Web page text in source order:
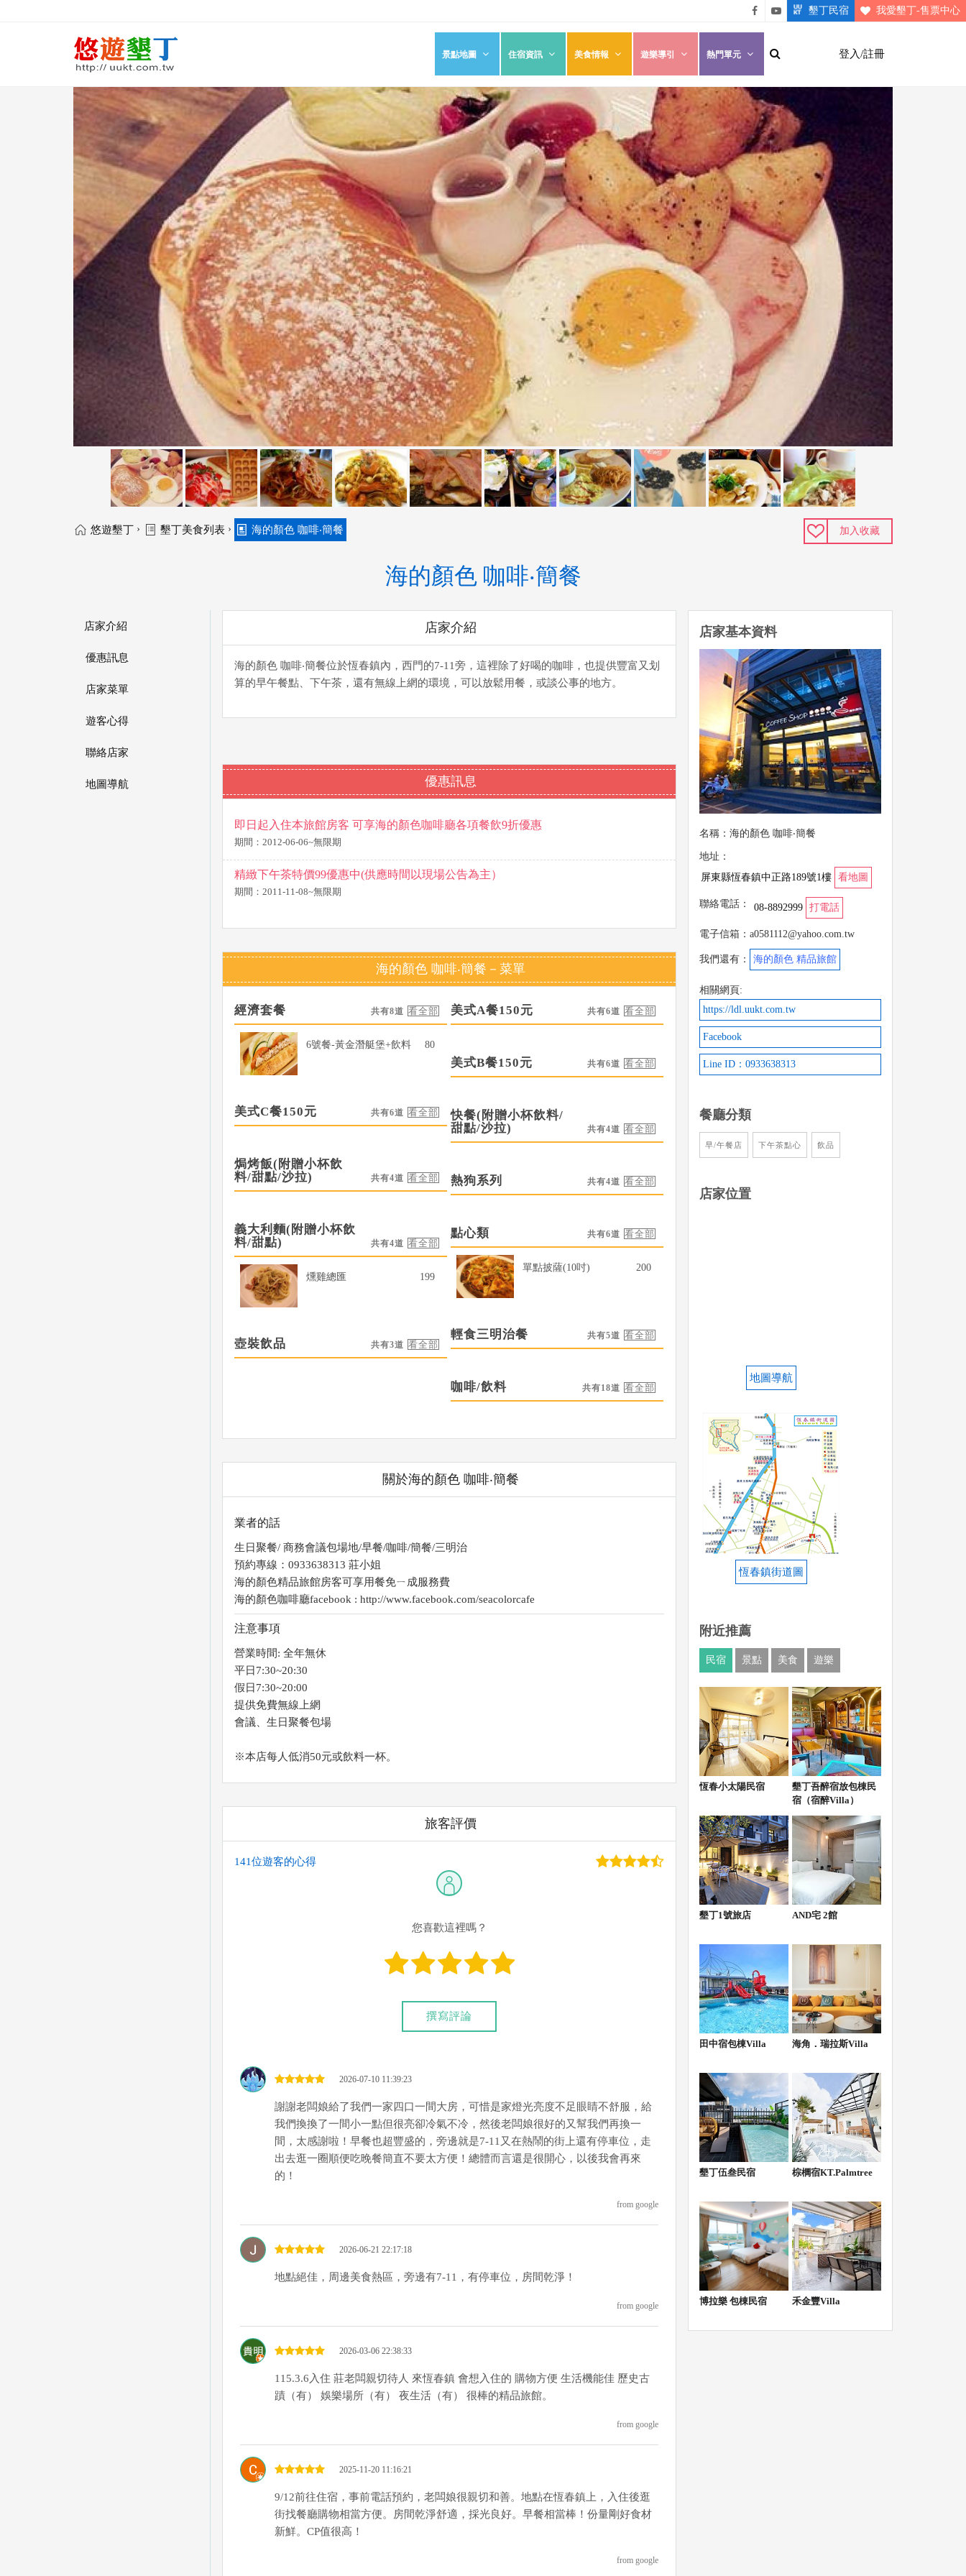
悠遊
墾丁
粉絲
團
墾丁
介紹
墾丁民宿 我愛墾丁-售票中心
登入/註冊
景點地圖 住宿資訊 美食情報 遊樂導引 熱門單元
悠遊墾丁 › 墾丁美食列表 › 海的顏色 咖啡‧簡餐 加入收藏
海的顏色 咖啡‧簡餐
店家介紹
優惠訊息
店家菜單
遊客心得
聯絡店家
地圖導航
店家介紹
海的顏色 咖啡‧簡餐位於恆春鎮內，西門的7-11旁，這裡除了好喝的咖啡，也提供豐富又划
算的早午餐點、下午茶，還有無線上網的環境，可以放鬆用餐，或談公事的地方。
優惠訊息
即日起入住本旅館房客 可享海的顏色咖啡廳各項餐飲9折優惠
期間：2012-06-06~無限期
精緻下午茶特價99優惠中(供應時間以現場公告為主）
期間：2011-11-08~無限期
海的顏色 咖啡‧簡餐－菜單
經濟套餐 共有8道
6號餐-黃金潛艇堡+飲料 80
美式A餐150元 共有6道
美式B餐150元 共有6道
美式C餐150元 共有6道
快餐(附贈小杯飲料/
甜點/沙拉)
共有4道
焗烤飯(附贈小杯飲
料/甜點/沙拉)
共有4道 熱狗系列 共有4道
義大利麵(附贈小杯飲
料/甜點)
共有4道
燻雞總匯 199
點心類 共有6道
單點披薩(10吋) 200
輕食三明治餐 共有5道
壺裝飲品 共有3道
咖啡/飲料 共有18道
關於海的顏色 咖啡‧簡餐
業者的話
生日聚餐/ 商務會議包場地/早餐/咖啡/簡餐/三明治
預約專線：0933638313 莊小姐
海的顏色精品旅館房客可享用餐免ㄧ成服務費
海的顏色咖啡廳facebook : http://www.facebook.com/seacolorcafe
注意事項
營業時間: 全年無休
平日7:30~20:30
假日7:30~20:00
提供免費無線上網
會議、生日聚餐包場
※本店每人低消50元或飲料一杯。
旅客評價
141位遊客的心得
您喜歡這裡嗎？
撰寫評論
2026-07-10 11:39:23
謝謝老闆娘給了我們一家四口一間大房，可惜是家燈光亮度不足眼睛不舒服，給
我們換換了一間小一點但很亮卻冷氣不冷，然後老闆娘很好的又幫我們再換一
間，太感謝啦！早餐也超豐盛的，旁邊就是7-11又在熱鬧的街上還有停車位，走
出去逛一圈順便吃晚餐簡直不要太方便！總體而言還是很開心，以後我會再來
的！
from google
2026-06-21 22:17:18
地點絕佳，周邊美食熱區，旁邊有7-11，有停車位，房間乾淨！
from google
2026-03-06 22:38:33
115.3.6入住 莊老闆親切待人 來恆春鎮 會想入住的 購物方便 生活機能佳 歷史古
蹟（有） 娛樂場所（有） 夜生活（有） 很棒的精品旅館。
from google
2025-11-20 11:16:21
9/12前往住宿，事前電話預約，老闆娘很親切和善。地點在恆春鎮上，入住後逛
街找餐廳購物相當方便。房間乾淨舒適，採光良好。早餐相當棒！份量剛好食材
新鮮。CP值很高！
from google
店家基本資料
名稱：海的顏色 咖啡‧簡餐
地址：
屏東縣恆春鎮中正路189號1樓 看地圖
聯絡電話： 08-8892999 打電話
電子信箱：a0581112@yahoo.com.tw
我們還有： 海的顏色 精品旅館
相關網頁:
https://ldl.uukt.com.tw
Facebook
Line ID：0933638313
餐廳分類
早/午餐店 下午茶點心 飲品
店家位置
地圖導航
恆春鎮街道圖
附近推薦
民宿 景點 美食 遊樂
恆春小太陽民宿
墾丁吾醉宿放包棟民
宿（宿醉Villa）
墾丁1號旅店 AND宅 2館
田中宿包棟Villa 海角．瑞拉斯Villa
墾丁伍叁民宿 棕櫚宿KT.Palmtree
博拉樂 包棟民宿 禾金豐Villa